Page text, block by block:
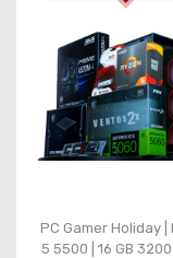
PC Gamer Holiday |
5 5500 | 16 GB 3200